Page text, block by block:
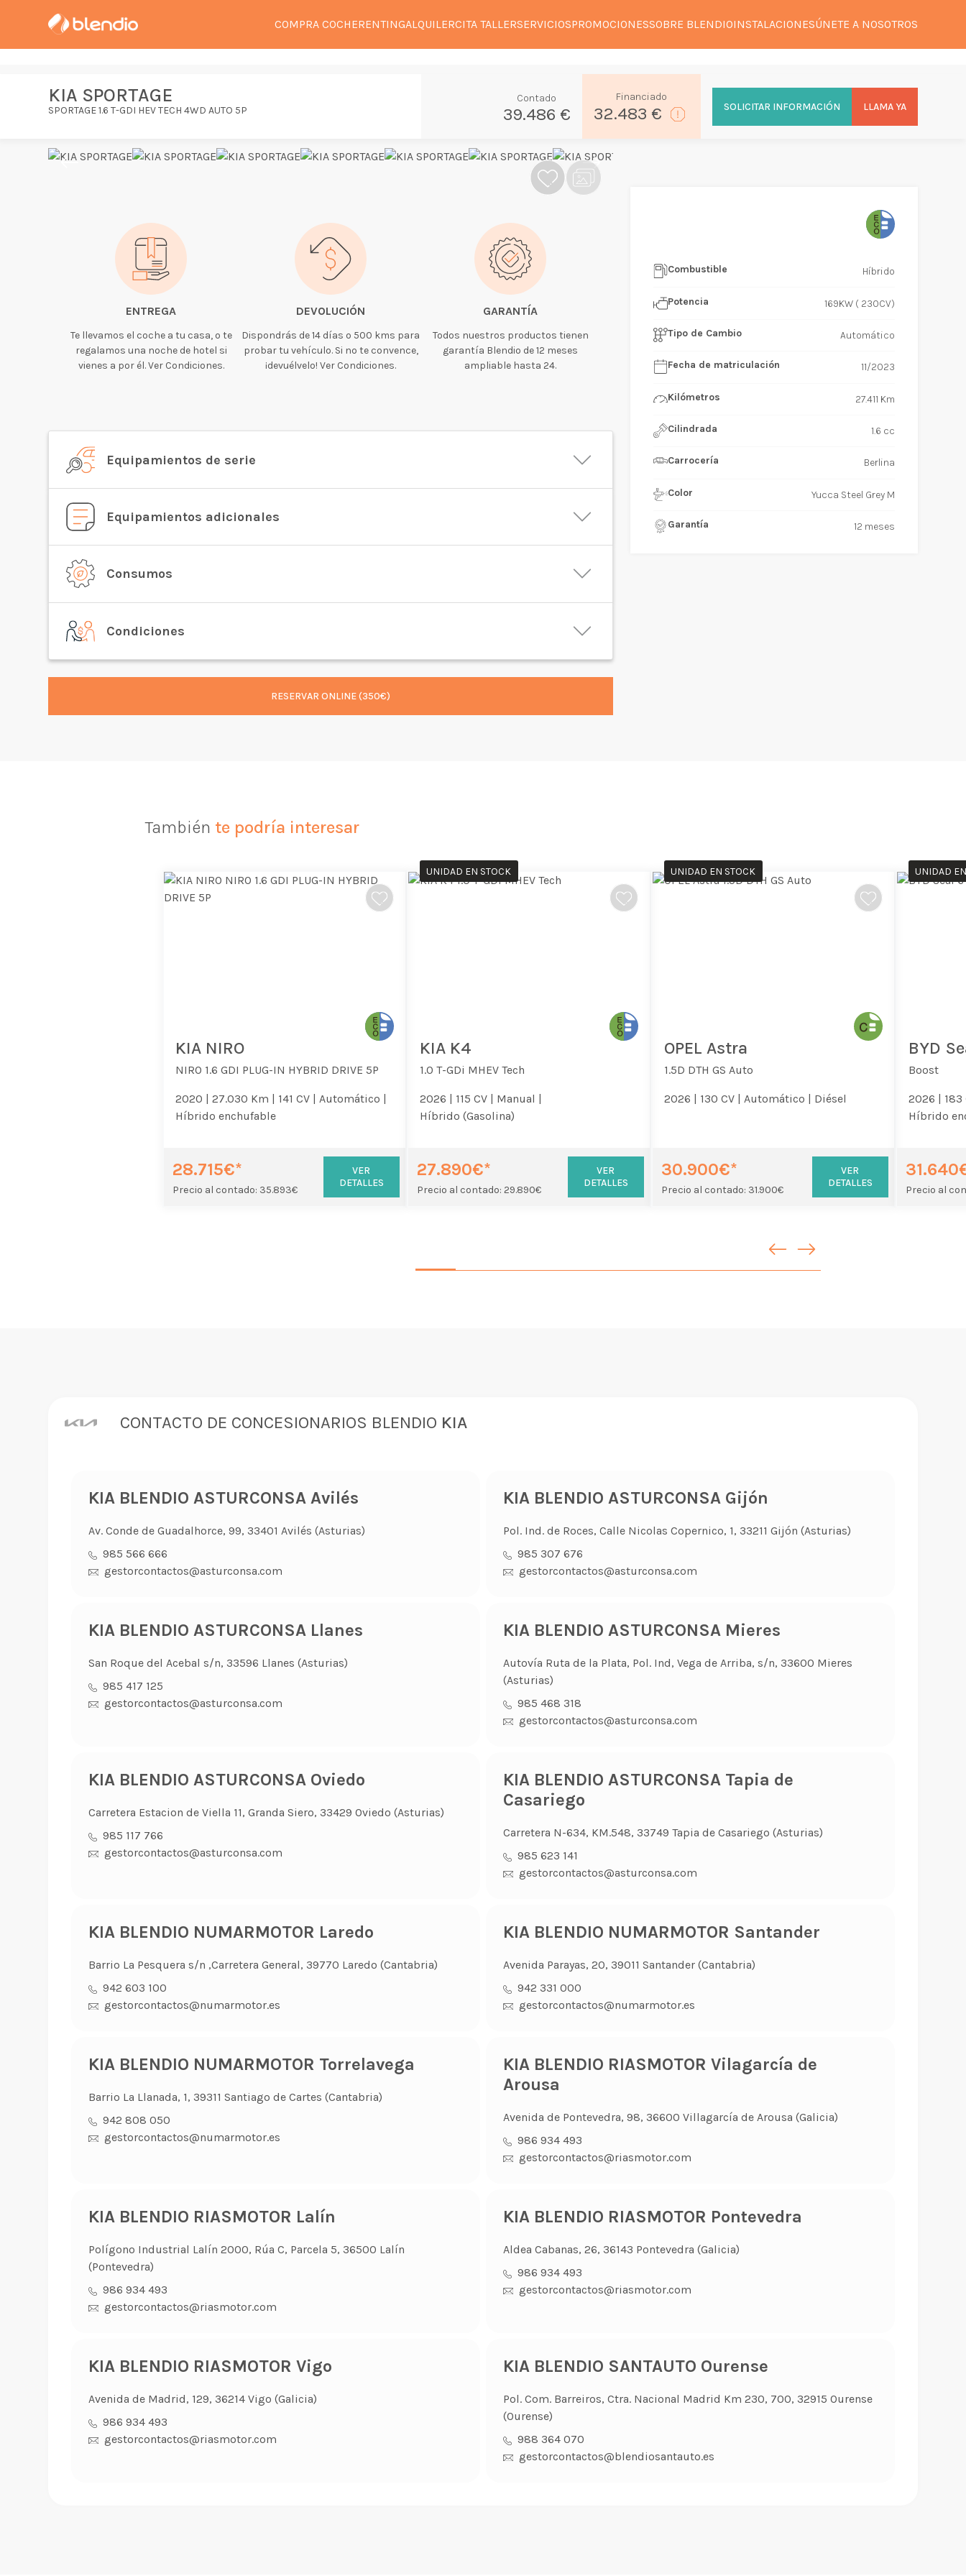
COMPRA COCHERENTINGALQUILERCITA TALLERSERVICIOSPROMOCIONESSOBRE BLENDIOINSTALACIONESÚNETE A NOSOTROS
KIA SPORTAGE
SPORTAGE 1.6 T-GDI HEV TECH 4WD AUTO 5P
Contado
39.486 €
Financiado
32.483 € SOLICITAR INFORMACIÓN LLAMA YA
ENTREGA
Te llevamos el coche a tu casa, o te
regalamos una noche de hotel si
vienes a por él. Ver Condiciones.
DEVOLUCIÓN
Dispondrás de 14 días o 500 kms para
probar tu vehículo. Si no te convence,
¡devuélvelo! Ver Condiciones.
GARANTÍA
Todos nuestros productos tienen
garantía Blendio de 12 meses
ampliable hasta 24.
Equipamientos de serie
Equipamientos adicionales
Consumos
Condiciones
RESERVAR ONLINE (350€)
Combustible Híbrido
Potencia 169KW ( 230CV)
Tipo de Cambio Automático
Fecha de matriculación 11/2023
Kilómetros 27.411 Km
Cilindrada 1.6 cc
Carrocería Berlina
Color Yucca Steel Grey M
Garantía 12 meses
También te podría interesar
KIA NIRO
NIRO 1.6 GDI PLUG-IN HYBRID DRIVE 5P
2020 | 27.030 Km | 141 CV | Automático |
Híbrido enchufable
28.715€*
Precio al contado: 35.893€
VER
DETALLES
UNIDAD EN STOCK
KIA K4
1.0 T-GDi MHEV Tech
2026 | 115 CV | Manual |
Híbrido (Gasolina)
27.890€*
Precio al contado: 29.890€
VER
DETALLES
UNIDAD EN STOCK
OPEL Astra
1.5D DTH GS Auto
2026 | 130 CV | Automático | Diésel
30.900€*
Precio al contado: 31.900€
VER
DETALLES
UNIDAD
BYD
Boost
2026 | 183
Híbrido
Precio al
CONTACTO DE CONCESIONARIOS BLENDIO KIA
KIA BLENDIO ASTURCONSA Avilés
Av. Conde de Guadalhorce, 99, 33401 Avilés (Asturias)
985 566 666
gestorcontactos@asturconsa.com
KIA BLENDIO ASTURCONSA Gijón
Pol. Ind. de Roces, Calle Nicolas Copernico, 1, 33211 Gijón (Asturias)
985 307 676
gestorcontactos@asturconsa.com
KIA BLENDIO ASTURCONSA Llanes
San Roque del Acebal s/n, 33596 Llanes (Asturias)
985 417 125
gestorcontactos@asturconsa.com
KIA BLENDIO ASTURCONSA Mieres
Autovía Ruta de la Plata, Pol. Ind, Vega de Arriba, s/n, 33600 Mieres
(Asturias)
985 468 318
gestorcontactos@asturconsa.com
KIA BLENDIO ASTURCONSA Oviedo
Carretera Estacion de Viella 11, Granda Siero, 33429 Oviedo (Asturias)
985 117 766
gestorcontactos@asturconsa.com
KIA BLENDIO ASTURCONSA Tapia de
Casariego
Carretera N-634, KM.548, 33749 Tapia de Casariego (Asturias)
985 623 141
gestorcontactos@asturconsa.com
KIA BLENDIO NUMARMOTOR Laredo
Barrio La Pesquera s/n ,Carretera General, 39770 Laredo (Cantabria)
942 603 100
gestorcontactos@numarmotor.es
KIA BLENDIO NUMARMOTOR Santander
Avenida Parayas, 20, 39011 Santander (Cantabria)
942 331 000
gestorcontactos@numarmotor.es
KIA BLENDIO NUMARMOTOR Torrelavega
Barrio La Llanada, 1, 39311 Santiago de Cartes (Cantabria)
942 808 050
gestorcontactos@numarmotor.es
KIA BLENDIO RIASMOTOR Vilagarcía de
Arousa
Avenida de Pontevedra, 98, 36600 Villagarcía de Arousa (Galicia)
986 934 493
gestorcontactos@riasmotor.com
KIA BLENDIO RIASMOTOR Lalín
Polígono Industrial Lalín 2000, Rúa C, Parcela 5, 36500 Lalín
(Pontevedra)
986 934 493
gestorcontactos@riasmotor.com
KIA BLENDIO RIASMOTOR Pontevedra
Aldea Cabanas, 26, 36143 Pontevedra (Galicia)
986 934 493
gestorcontactos@riasmotor.com
KIA BLENDIO RIASMOTOR Vigo
Avenida de Madrid, 129, 36214 Vigo (Galicia)
986 934 493
gestorcontactos@riasmotor.com
KIA BLENDIO SANTAUTO Ourense
Pol. Com. Barreiros, Ctra. Nacional Madrid Km 230, 700, 32915 Ourense
(Ourense)
988 364 070
gestorcontactos@blendiosantauto.es